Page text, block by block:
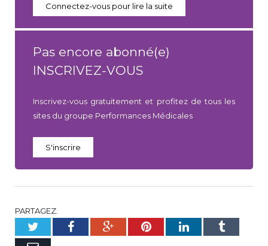
Connectez-vous pour lire la suite
Pas encore abonné(e)
INSCRIVEZ-VOUS
Inscrivez-vous gratuitement et profitez de tous les
sites du groupe Performances Médicales
S'inscrire
PARTAGEZ.
TwitterFacebookGoogle+PinterestLinkedInTumblr